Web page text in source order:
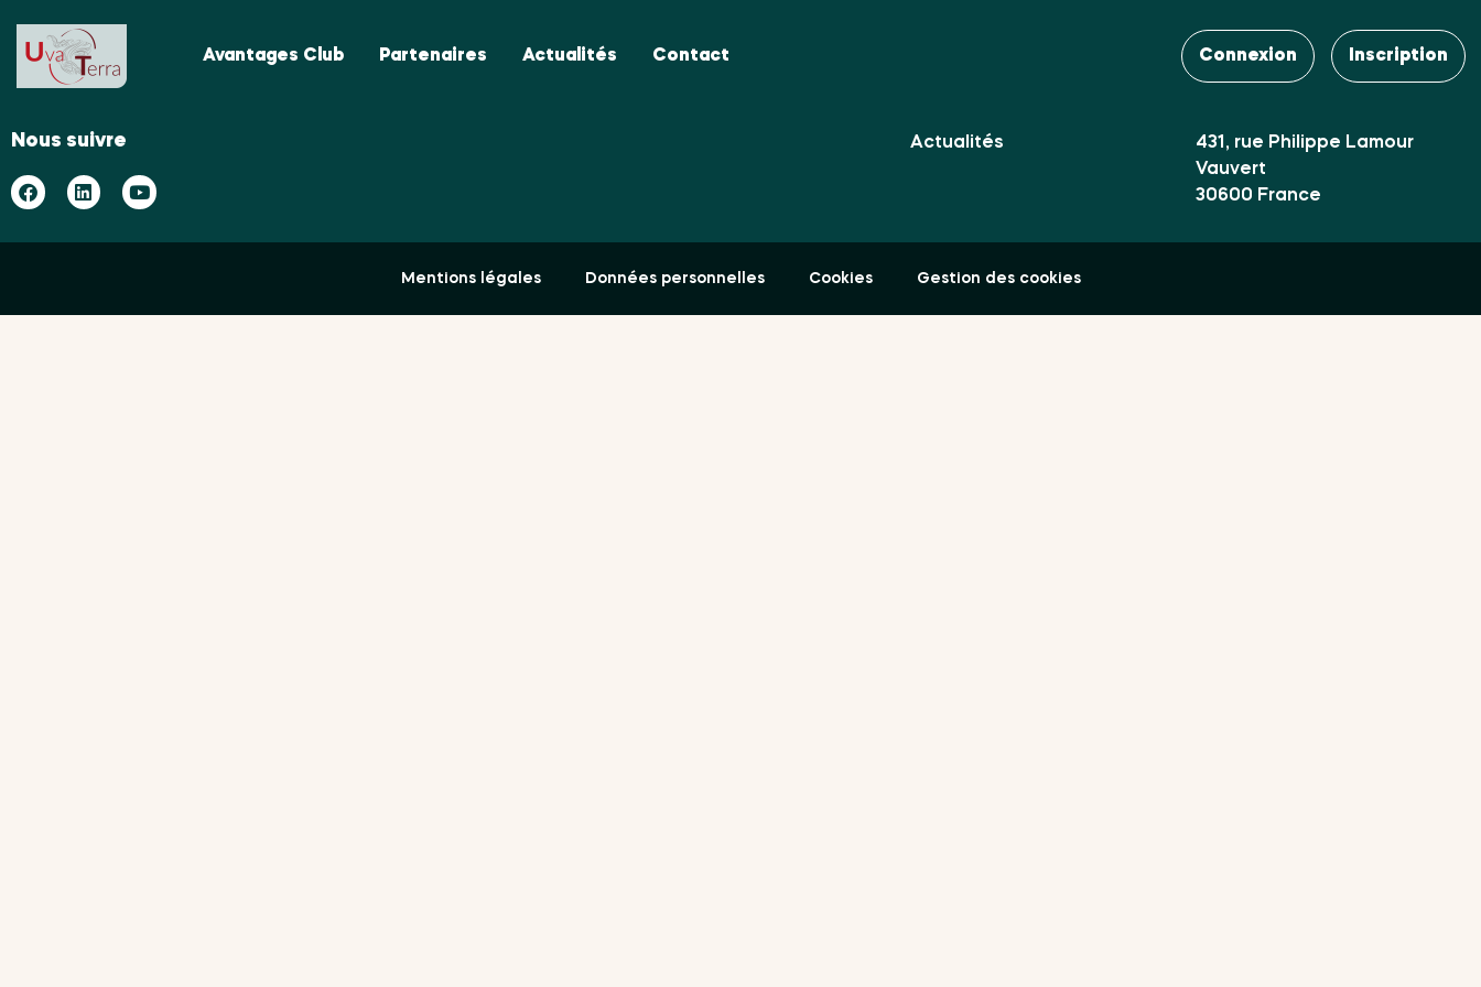
Avantages Club Partenaires Actualités Contact Connexion Inscription
Nous suivre Actualités
Contact
431, rue Philippe Lamour
Vauvert
30600 France
Mentions légales Données personnelles Cookies Gestion des cookies